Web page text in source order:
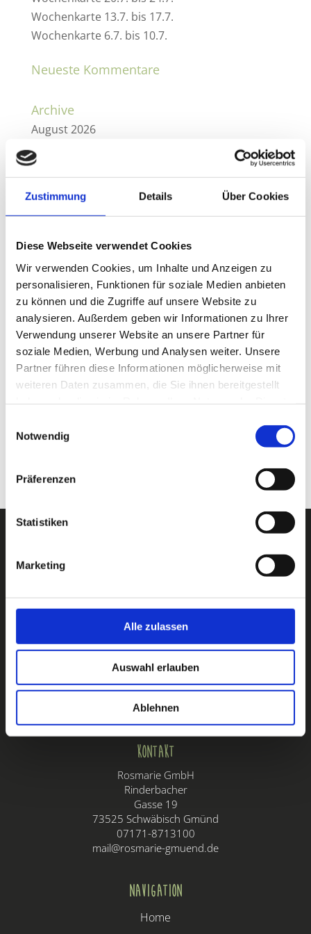
Zustimmung Details Über Cookies
Diese Webseite verwendet Cookies
Wir verwenden Cookies, um Inhalte und Anzeigen zu
personalisieren, Funktionen für soziale Medien anbieten
zu können und die Zugriffe auf unsere Website zu
analysieren. Außerdem geben wir Informationen zu Ihrer
Verwendung unserer Website an unsere Partner für
soziale Medien, Werbung und Analysen weiter. Unsere
Partner führen diese Informationen möglicherweise mit
weiteren Daten zusammen, die Sie ihnen bereitgestellt
Notwendig
Präferenzen
Statistiken
Marketing
Alle zulassen
Auswahl erlauben
Ablehnen
Wochenkarte 13.7. bis 17.7.
Wochenkarte 6.7. bis 10.7.
Neueste Kommentare
Archive
August 2026
Juli 2026
Juni 2026
April 2026
Februar 2026
Dezember 2022
Januar 2022
Kategorien
Uncategorized
Wochenkarten
Meta
Anmelden
Kommentare-Feed
Montag - Freitag
08:00 - 16:00 Uhr
Samstags
08:00 - 14:00 Uhr
Sonntags & Feiertags
Kontakt
Rosmarie GmbH
Rinderbacher
Gasse 19
73525 Schwäbisch Gmünd
07171-8713100
mail@rosmarie-gmuend.de
Navigation
Home